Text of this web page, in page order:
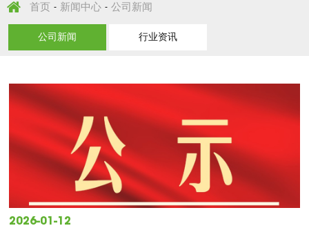
首页 - 新闻中心 - 公司新闻
公司新闻 行业资讯
2026-01-12